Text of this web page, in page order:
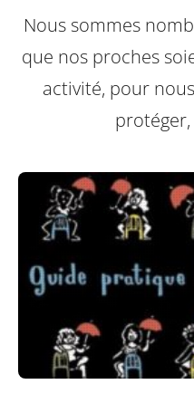
Nous sommes
que nos proches
activité, pour
protéger,